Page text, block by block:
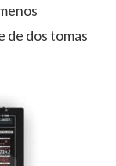
de dos tomas